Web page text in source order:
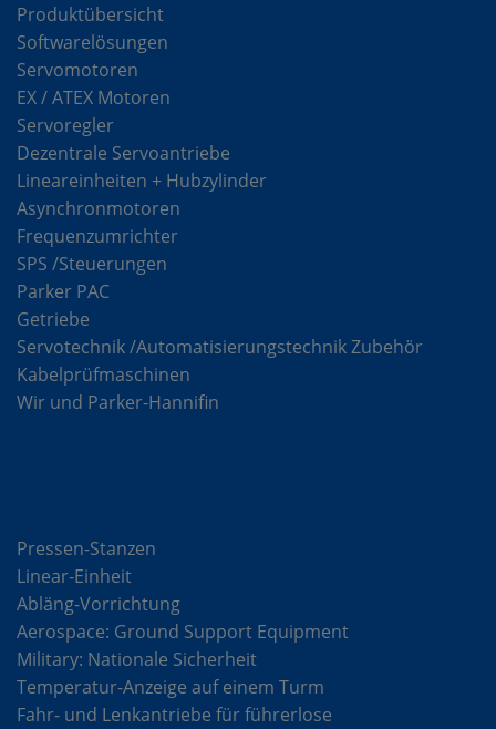
Produktübersicht
Softwarelösungen
Servomotoren
EX / ATEX Motoren
Servoregler
Dezentrale Servoantriebe
Lineareinheiten + Hubzylinder
Asynchronmotoren
Frequenzumrichter
SPS /Steuerungen
Parker PAC
Getriebe
Servotechnik /Automatisierungstechnik Zubehör
Kabelprüfmaschinen
Wir und Parker-Hannifin
Pressen-Stanzen
Linear-Einheit
Abläng-Vorrichtung
Aerospace: Ground Support Equipment
Military: Nationale Sicherheit
Temperatur-Anzeige auf einem Turm
Fahr- und Lenkantriebe für führerlose